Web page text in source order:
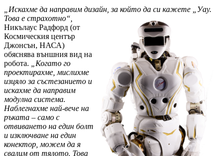
„Искахме да направим дизайн, за който да си кажете „Уау.
Това е страхотно“,
Никълаус Радфорд (от
Космическия център
Джонсън, НАСА)
обяснява външния вид на
робота. „Когато го
проектирахме, мислихме
изцяло за състезанието и
искахме да направим
модулна система.
Наблегнахме най-вече на
ръката – само с
отвиването на един болт
и изключване на един
конектор, можем да я
свалим от тялото. Това